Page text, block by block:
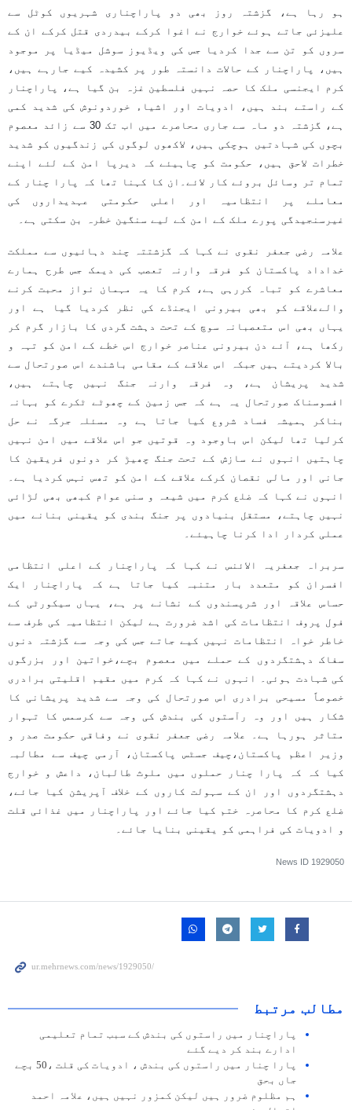
ہو رہا ہے، گزشتہ روز بھی دو پاراچناری شہریوں کوٹل سے
علیزئی جاتے ہوئے خوارج نے اغوا کرکے بیدردی قتل کرکے ان کے
سروں کو تن سے جدا کردیا جس کی ویڈیوز سوشل میڈیا پر موجود
ہیں، پاراچنار کے حالات دانستہ طور پر کشیدہ کیے جارہے ہیں،
کرم ایجنسی ملک کا حصہ نہیں فلسطین غزہ بن گیا ہے، پاراچنار
کے راستے بند ہیں، ادویات اور اشیاء خوردونوش کی شدید کمی
ہے، گزشتہ دو ماہ سے جاری محاصرے میں اب تک 30 سے زائد معصوم
بچوں کی شہادتیں ہوچکی ہیں، لاکھوں لوگوں کی زندگیوں کو شدید
خطرات لاحق ہیں، حکومت کو چاہیئے کہ دیرپا امن کے لئے اپنے
تمام تر وسائل بروئے کار لائے۔ان کا کہنا تھا کہ پارا چنار کے
معاملے پر انتظامیہ اور اعلی حکومتی عہدیداروں کی
غیرسنجیدگی پورے ملک کے امن کے لیے سنگین خطرہ بن سکتی ہے۔
علامہ رضی جعفر نقوی نے کہا کہ گزشتتہ چند دہائیوں سے مملکت
خداداد پاکستان کو فرقہ وارنہ تعصب کی دیمک جس طرح ہمارے
معاشرے کو تباہ کررہی ہے، کرم کا یہ مہمان نواز محبت کرنے
والےعلاقے کو بھی بیرونی ایجنڈے کی نظر کردیا گیا ہے اور
یہاں بھی اس متعصبانہ سوچ کے تحت دہشت گردی کا بازار گرم کر
رکھا ہے، آئے دن بیرونی عناصر خوارج اس خطے کے امن کو تہہ و
بالا کردیتے ہیں جبکہ اس علاقے کے مقامی باشندے اس صورتحال سے
شدید پریشان ہے، وہ فرقہ وارنہ جنگ نہیں چاہتے ہیں،
افسوسناک صورتحال یہ ہے کہ جس زمین کے چھوٹے ٹکرے کو بہانہ
بناکر ہمیشہ فساد شروع کیا جاتا ہے وہ مسئلہ جرگہ نے حل
کرلیا تھا لیکن اس باوجود وہ قوتیں جو اس علاقے میں امن نہیں
چاہتیں انہوں نے سازش کے تحت جنگ چھیڑ کر دونوں فریقین کا
جانی اور مالی نقصان کرکے علاقے کے امن کو تھس نہس کردیا ہے۔
انہوں نے کہا کہ ضلع کرم میں شیعہ و سنی عوام کبھی بھی لڑائی
نہیں چاہتے، مستقل بنیادوں پر جنگ بندی کو یقینی بنانے میں
عملی کردار ادا کرنا چاہیئے۔
سربراہ جعفریہ الائنس نے کہا کہ پاراچنار کے اعلی انتظامی
افسران کو متعدد بار متنبہ کیا جاتا ہے کہ پاراچنار ایک
حساس علاقہ اور شرپسندوں کے نشانے پر ہے، یہاں سیکورٹی کے
فول پروف انتظامات کی اشد ضرورت ہے لیکن انتظامیہ کی طرف سے
خاطر خواہ انتظامات نہیں کیے جاتے جس کی وجہ سے گزشتہ دنوں
سفاک دہشتگردوں کے حملے میں معصوم بچے،خواتین اور بزرگوں
کی شہادت ہوئی۔ انہوں نے کہا کہ کرم میں مقیم اقلیتی برادری
خصوصاً مسیحی برادری اس صورتحال کی وجہ سے شدید پریشانی کا
شکار ہیں اور وہ رآستوں کی بندش کی وجہ سے کرسمس کا تہوار
متاثر ہورہا ہے۔ علامہ رضی جعفر نقوی نے وفاقی حکومت صدر و
وزیر اعظم پاکستان،چیف جسٹس پاکستان، آرمی چیف سے مطالبہ
کیا کہ کہ پارا چنار حملوں میں ملوث طالبان، داعش و خوارج
دہشتگردوں اور ان کے سہولت کاروں کے خلاف آپریشن کیا جائے،
ضلع کرم کا محاصرہ ختم کیا جائے اور پاراچنار میں غذائی قلت
و ادویات کی فراہمی کو یقینی بنایا جائے۔
News ID 1929050
مطالب مرتبط
پاراچنار میں راستوں کی بندش کے سبب تمام تعلیمی
ادارے بند کر دیے گئے
پارا چنار میں راستوں کی بندش ، ادویات کی قلت ،50 بچے
جاں بحق
ہم مظلوم ضرور ہیں لیکن کمزور نہیں ہیں، علامہ احمد